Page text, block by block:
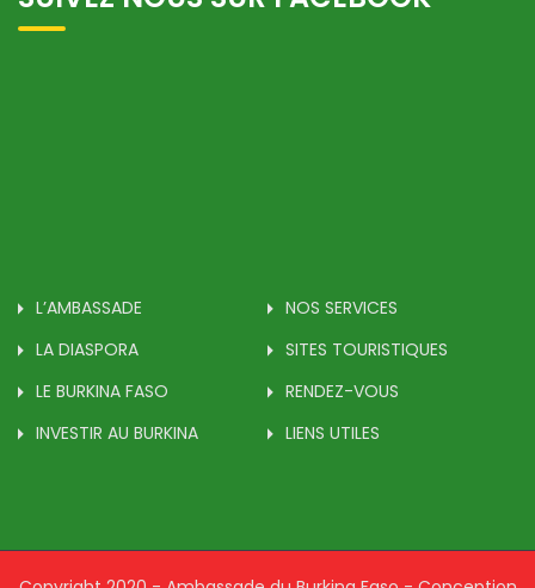
L’AMBASSADE
NOS SERVICES
LA DIASPORA
SITES TOURISTIQUES
LE BURKINA FASO
RENDEZ-VOUS
INVESTIR AU BURKINA
LIENS UTILES